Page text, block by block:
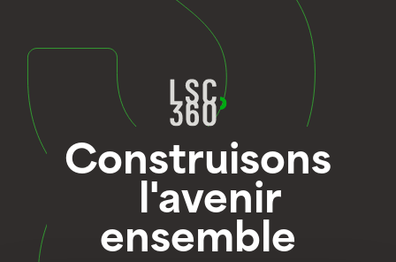
Construisons
l'avenir
ensemble